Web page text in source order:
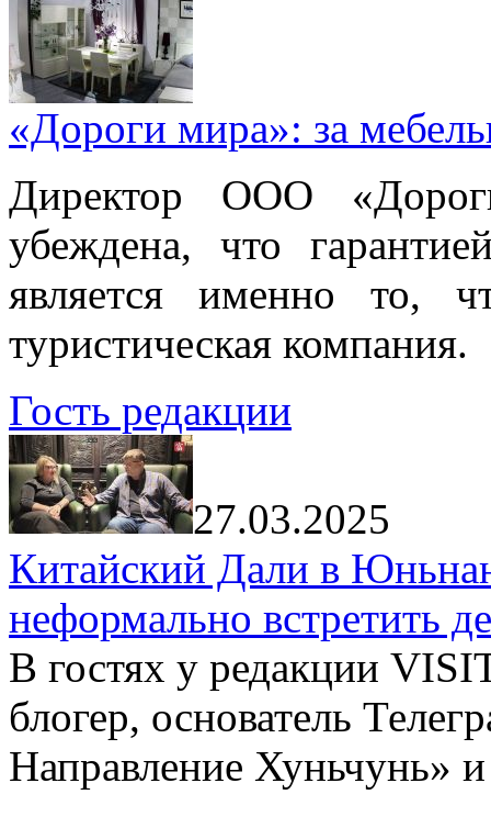
«Дороги мира»: за
Директор ООО
убеждена, что
является именно то,
туристическая компания.
Гость редакции
27.03.2025
Китайский Дали в
неформально встретить
В гостях у редакции
блогер, основатель
Направление Хуньчунь»